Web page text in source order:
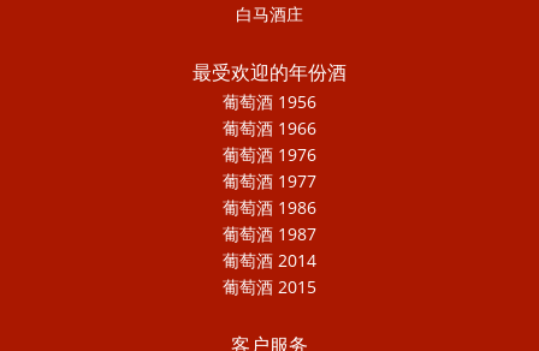
白马酒庄
最受欢迎的年份酒
葡萄酒 1956
葡萄酒 1966
葡萄酒 1976
葡萄酒 1977
葡萄酒 1986
葡萄酒 1987
葡萄酒 2014
葡萄酒 2015
客户服务